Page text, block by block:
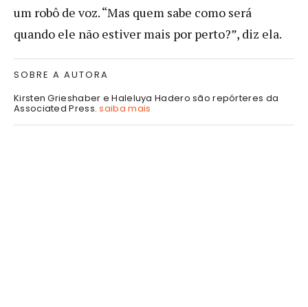
um robô de voz. “Mas quem sabe como será
quando ele não estiver mais por perto?”, diz ela.
SOBRE A AUTORA
Kirsten Grieshaber e Haleluya Hadero são repórteres da
Associated Press.saiba mais